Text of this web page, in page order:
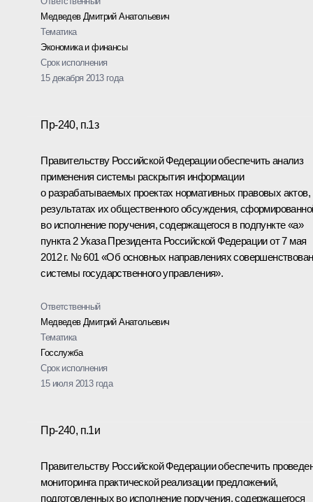
Медведев Дмитрий Анатольевич
Тематика
Экономика и финансы
Срок исполнения
15 декабря 2013 года
Пр-240, п.1з
Правительству Российской Федерации обеспечить анализ
применения системы раскрытия информации
о разрабатываемых проектах нормативных правовых актов,
результатах их общественного обсуждения,
во исполнение поручения, содержащегося в подпункте «а»
пункта 2 Указа Президента Российской Федерации от 7 мая
2012 г. № 601 «Об основных направлениях
системы государственного управления».
Ответственный
Медведев Дмитрий Анатольевич
Тематика
Госслужба
Срок исполнения
15 июля 2013 года
Пр-240, п.1и
Правительству Российской Федерации обеспечить
мониторинга практической реализации предложений,
подготовленных во исполнение поручения, содержащегося